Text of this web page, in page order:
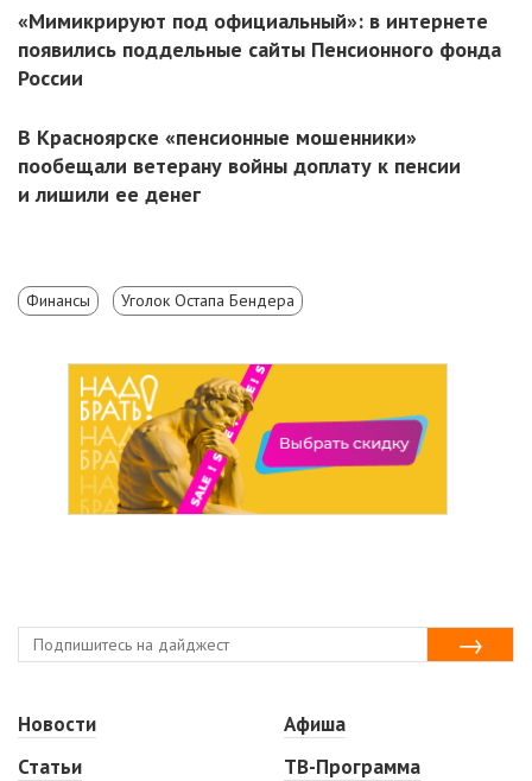
«Мимикрируют под официальный»: в интернете
появились поддельные сайты Пенсионного фонда
России
В Красноярске «пенсионные мошенники»
пообещали ветерану войны доплату к пенсии
и лишили ее денег
Финансы Уголок Остапа Бендера
Новости
Статьи
Афиша
ТВ-Программа